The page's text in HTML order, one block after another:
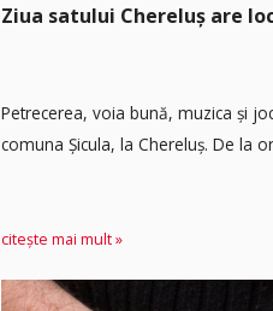
Ziua satului Chereluș are
Petrecerea, voia bună, muzica și
comuna Șicula, la Chereluș. De la
citește mai mult »